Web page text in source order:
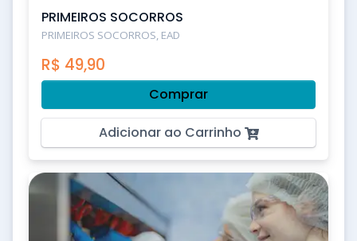
PRIMEIROS SOCORROS
PRIMEIROS SOCORROS, EAD
R$ 49,90
Comprar
Adicionar ao Carrinho